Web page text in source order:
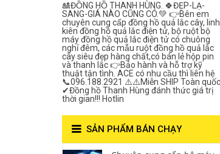
🎎ĐỒNG HỒ THANH HÙNG. 🍀ĐẸP-LẠ-
SANG-GIÁ NÀO CŨNG CÓ.💚 👉Bên em
chuyên cung cấp đồng hồ quả lắc cây, linh
kiên đồng hồ quả lắc điện tử, bộ ruột bộ
máy đồng hồ quả lắc điện tử có chuông
nghỉ đêm, các mẫu ruột đồng hồ quả lắc
cây siêu đẹp hàng chất,có bán lẻ hộp pin
và thanh lắc 👉Bảo hành và hỗ trợ kỹ
thuật tận tình. ACE có nhu cầu thì liên hệ
📞096.188.2921 ⚠️⚠️Miễn SHIP Toàn quốc
✔Đồng hồ Thanh Hùng đánh thức giá trị
thời gian!!! Hotlin
SẢN PHẨM BÁN CHẠY